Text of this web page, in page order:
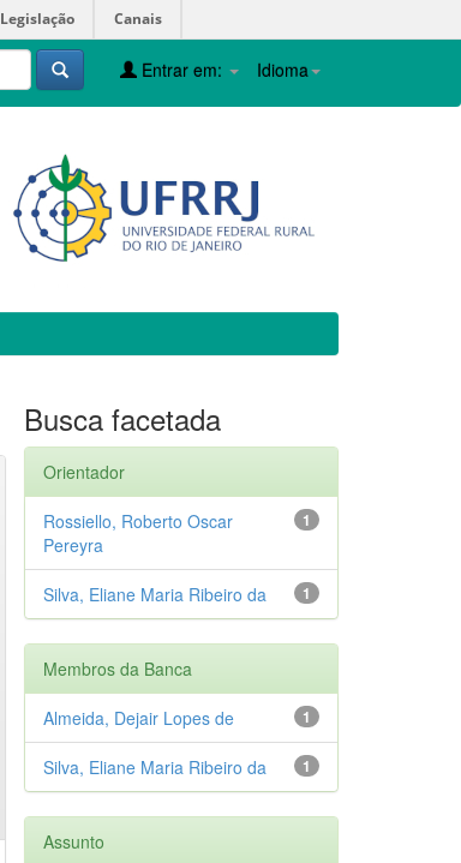
Legislação Canais
Idioma
Entrar em:
Busca facetada
Orientador
1
Rossiello, Roberto Oscar
Pereyra
1
Silva, Eliane Maria Ribeiro da
Membros da Banca
1
Almeida, Dejair Lopes de
1
Silva, Eliane Maria Ribeiro da
Assunto